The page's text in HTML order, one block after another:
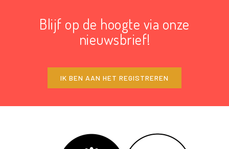
Blijf op de hoogte via onze
nieuwsbrief!
IK BEN AAN HET REGISTREREN